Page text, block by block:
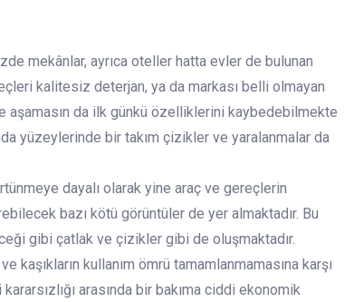
mekânlar, ayrıca oteller hatta evler de bulunan
kalitesiz deterjan, ya da markası belli olmayan
aşamasın da ilk günkü özelliklerini kaybedebilmekte
yüzeylerinde bir takım çizikler ve yaralanmalar da
dayalı olarak yine araç ve gereçlerin
bazı kötü görüntüler de yer almaktadır. Bu
gibi çatlak ve çizikler gibi de oluşmaktadır.
kaşıkların kullanım ömrü tamamlanmamasına karşı
arasında bir bakıma ciddi ekonomik